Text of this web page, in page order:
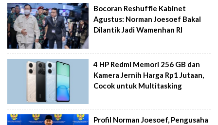
Bocoran Reshuffle Kabinet
Agustus: Norman Joesoef Bakal
Dilantik Jadi Wamenhan RI
4 HP Redmi Memori 256 GB dan
Kamera Jernih Harga Rp1 Jutaan,
Cocok untuk Multitasking
Profil Norman Joesoef, Pengusaha